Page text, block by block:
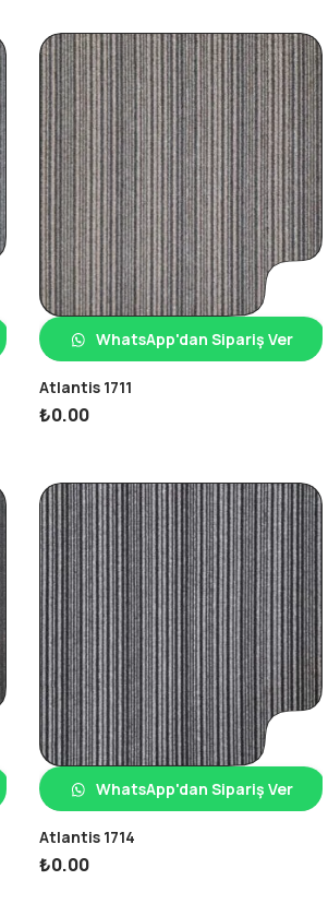
WhatsApp'dan Sipariş Ver
Atlantis 1711
₺0.00
WhatsApp'dan Sipariş Ver
Atlantis 1714
₺0.00